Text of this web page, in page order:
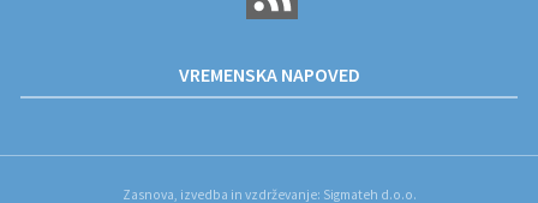
VREMENSKA NAPOVED
Zasnova, izvedba in vzdrževanje: Sigmateh d.o.o.